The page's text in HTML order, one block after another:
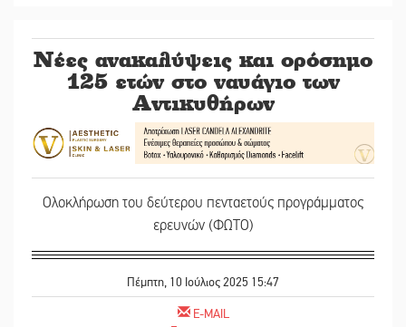
Νέες ανακαλύψεις και ορόσημο
125 ετών στο ναυάγιο των
Αντικυθήρων
Ολοκλήρωση του δεύτερου πενταετούς προγράμματος
ερευνών (ΦΩΤΟ)
Πέμπτη, 10 Ιούλιος 2025 15:47
E-MAIL